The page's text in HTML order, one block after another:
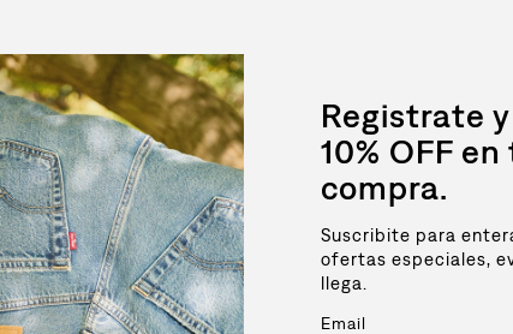
Registrate
10% OFF
compra.
Suscribite para
ofertas especiales,
llega.
Email